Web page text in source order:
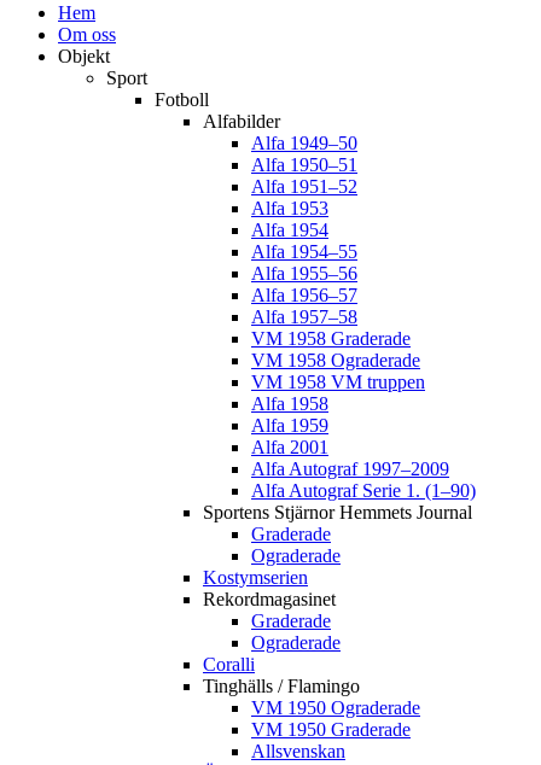
Hem
Om oss
Objekt
Sport
Fotboll
Alfabilder
Alfa 1949–50
Alfa 1950–51
Alfa 1951–52
Alfa 1953
Alfa 1954
Alfa 1954–55
Alfa 1955–56
Alfa 1956–57
Alfa 1957–58
VM 1958 Graderade
VM 1958 Ograderade
VM 1958 VM truppen
Alfa 1958
Alfa 1959
Alfa 2001
Alfa Autograf 1997–2009
Alfa Autograf Serie 1. (1–90)
Sportens Stjärnor Hemmets Journal
Graderade
Ograderade
Kostymserien
Rekordmagasinet
Graderade
Ograderade
Coralli
Tinghälls / Flamingo
VM 1950 Ograderade
VM 1950 Graderade
Allsvenskan